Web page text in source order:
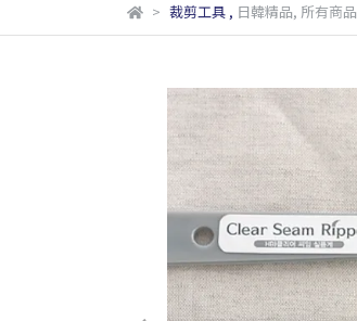
裁剪工具, 日韓精品, 所有商品